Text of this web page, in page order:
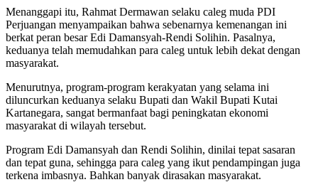
Menanggapi itu, Rahmat Dermawan selaku caleg muda PDI
Perjuangan menyampaikan bahwa sebenarnya kemenangan ini
berkat peran besar Edi Damansyah-Rendi Solihin. Pasalnya,
keduanya telah memudahkan para caleg untuk lebih dekat dengan
masyarakat.
Menurutnya, program-program kerakyatan yang selama ini
diluncurkan keduanya selaku Bupati dan Wakil Bupati Kutai
Kartanegara, sangat bermanfaat bagi peningkatan ekonomi
masyarakat di wilayah tersebut.
Program Edi Damansyah dan Rendi Solihin, dinilai tepat sasaran
dan tepat guna, sehingga para caleg yang ikut pendampingan juga
terkena imbasnya. Bahkan banyak dirasakan masyarakat.